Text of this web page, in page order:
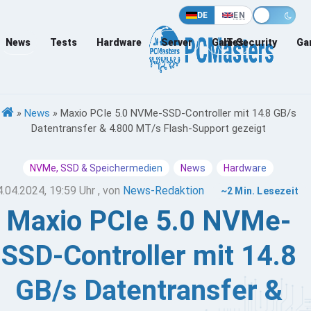
DE EN
News Tests Hardware Server Games
IT-Security
» News » Maxio PCIe 5.0 NVMe-SSD-Controller mit 14.8 GB/s
Datentransfer & 4.800 MT/s Flash-Support gezeigt
NVMe, SSD & Speichermedien News Hardware
19:59 Uhr , von News-Redaktion ~2 Min. Lesezeit
Maxio PCIe 5.0 NVMe-
SSD-Controller mit 14.8
GB/s Datentransfer &